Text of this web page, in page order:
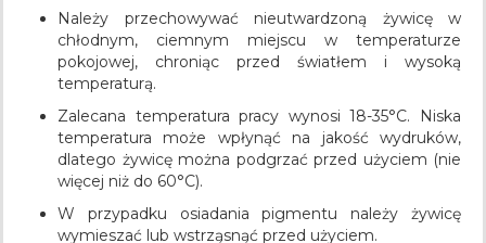
Należy przechowywać nieutwardzoną żywicę w
chłodnym, ciemnym miejscu w temperaturze
pokojowej, chroniąc przed światłem i wysoką
temperaturą.
Zalecana temperatura pracy wynosi 18-35°C. Niska
temperatura może wpłynąć na jakość wydruków,
dlatego żywicę można podgrzać przed użyciem (nie
więcej niż do 60°C).
W przypadku osiadania pigmentu należy żywicę
wymieszać lub wstrząsnąć przed użyciem.